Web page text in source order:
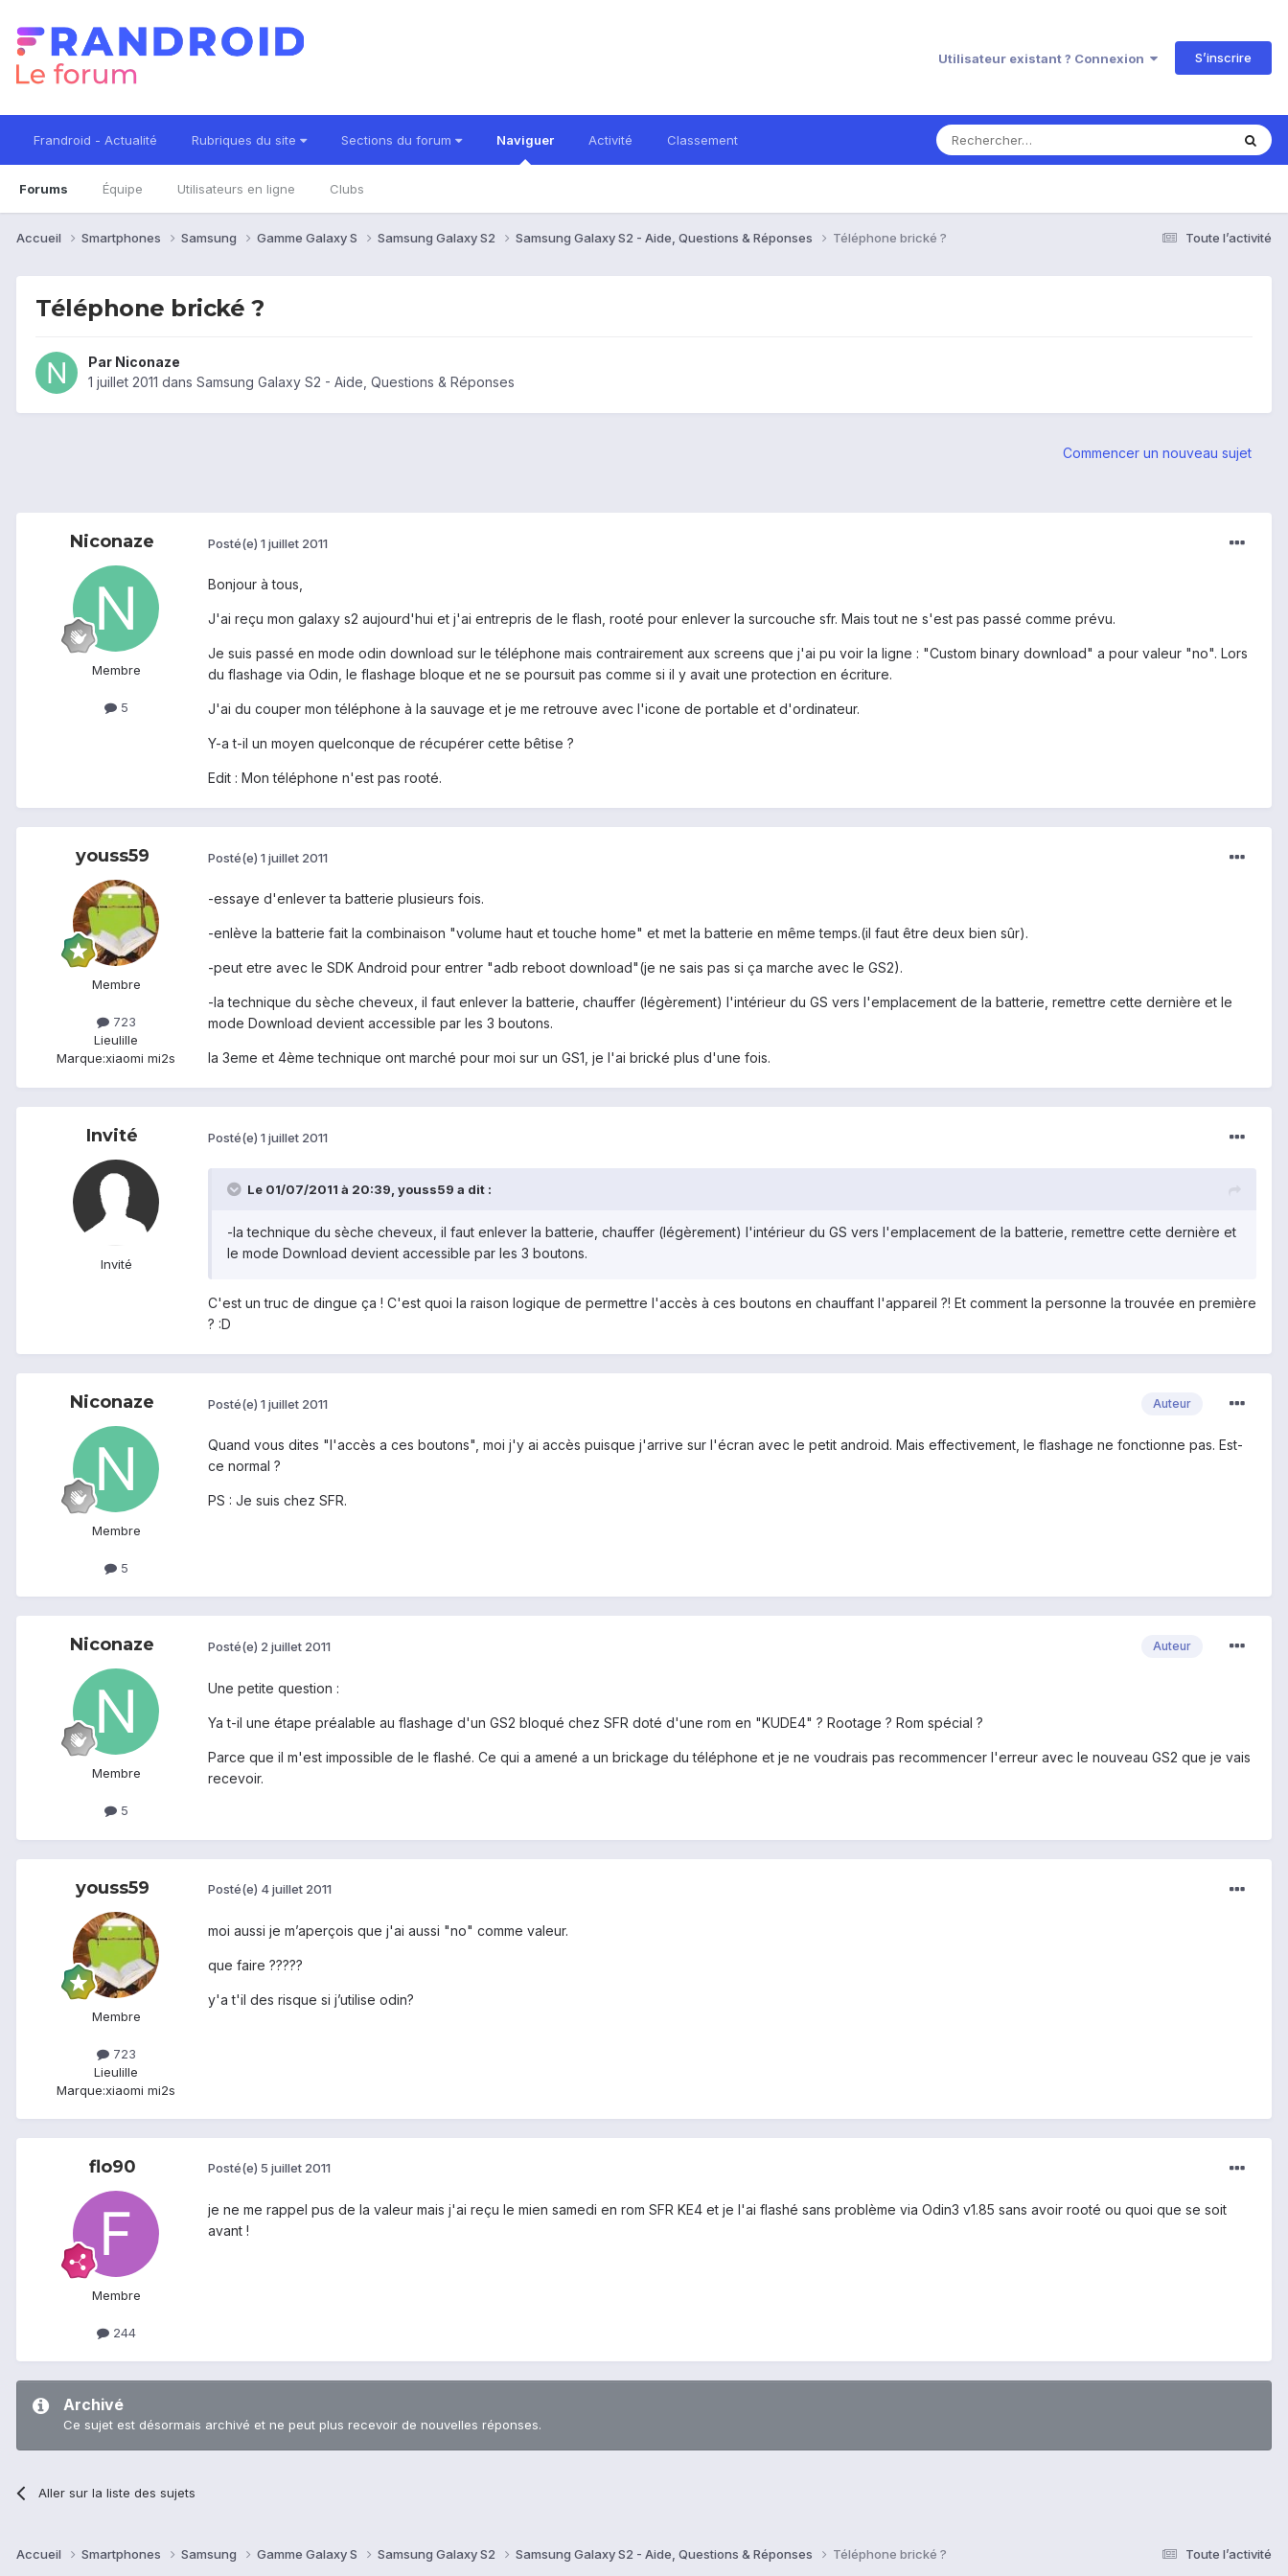
Utilisateur existant ? Connexion S’inscrire
Frandroid - Actualité Rubriques du site Sections du forum Naviguer
Forums Équipe Utilisateurs en ligne Clubs
Activité Classement
Toute l’activité
Accueil Smartphones Samsung Gamme Galaxy S Samsung Galaxy S2 Samsung Galaxy S2 - Aide, Questions & Réponses Téléphone brické ?
Téléphone brické ?
Par Niconaze
1 juillet 2011 dans Samsung Galaxy S2 - Aide, Questions & Réponses
Commencer un nouveau sujet
Niconaze
Membre
5
Posté(e) 1 juillet 2011
Bonjour à tous,
J'ai reçu mon galaxy s2 aujourd'hui et j'ai entrepris de le flash, rooté pour enlever la surcouche sfr. Mais tout ne s'est pas passé comme prévu.
Je suis passé en mode odin download sur le téléphone mais contrairement aux screens que j'ai pu voir la ligne : "Custom binary download" a pour valeur "no". Lors
du flashage via Odin, le flashage bloque et ne se poursuit pas comme si il y avait une protection en écriture.
J'ai du couper mon téléphone à la sauvage et je me retrouve avec l'icone de portable et d'ordinateur.
Y-a t-il un moyen quelconque de récupérer cette bêtise ?
Edit : Mon téléphone n'est pas rooté.
youss59
Membre
723
Lieulille
Marque:xiaomi mi2s
Posté(e) 1 juillet 2011
-essaye d'enlever ta batterie plusieurs fois.
-enlève la batterie fait la combinaison "volume haut et touche home" et met la batterie en même temps.(il faut être deux bien sûr).
-peut etre avec le SDK Android pour entrer "adb reboot download"(je ne sais pas si ça marche avec le GS2).
-la technique du sèche cheveux, il faut enlever la batterie, chauffer (légèrement) l'intérieur du GS vers l'emplacement de la batterie, remettre cette dernière et le
mode Download devient accessible par les 3 boutons.
la 3eme et 4ème technique ont marché pour moi sur un GS1, je l'ai brické plus d'une fois.
Invité
Invité
Posté(e) 1 juillet 2011
Le 01/07/2011 à 20:39, youss59 a dit :
-la technique du sèche cheveux, il faut enlever la batterie, chauffer (légèrement) l'intérieur du GS vers l'emplacement de la batterie, remettre cette dernière et
le mode Download devient accessible par les 3 boutons.
C'est un truc de dingue ça ! C'est quoi la raison logique de permettre l'accès à ces boutons en chauffant l'appareil ?! Et comment la personne la trouvée en première
? :D
Niconaze
Membre
5
Auteur
Posté(e) 1 juillet 2011
Quand vous dites "l'accès a ces boutons", moi j'y ai accès puisque j'arrive sur l'écran avec le petit android. Mais effectivement, le flashage ne fonctionne pas. Est-
ce normal ?
PS : Je suis chez SFR.
Niconaze
Membre
5
Auteur
Posté(e) 2 juillet 2011
Une petite question :
Ya t-il une étape préalable au flashage d'un GS2 bloqué chez SFR doté d'une rom en "KUDE4" ? Rootage ? Rom spécial ?
Parce que il m'est impossible de le flashé. Ce qui a amené a un brickage du téléphone et je ne voudrais pas recommencer l'erreur avec le nouveau GS2 que je vais
recevoir.
youss59
Membre
723
Lieulille
Marque:xiaomi mi2s
Posté(e) 4 juillet 2011
moi aussi je m’aperçois que j'ai aussi "no" comme valeur.
que faire ?????
y'a t'il des risque si j’utilise odin?
flo90
Membre
244
Posté(e) 5 juillet 2011
je ne me rappel pus de la valeur mais j'ai reçu le mien samedi en rom SFR KE4 et je l'ai flashé sans problème via Odin3 v1.85 sans avoir rooté ou quoi que se soit
avant !
Archivé
Ce sujet est désormais archivé et ne peut plus recevoir de nouvelles réponses.
Aller sur la liste des sujets
Toute l’activité
Accueil Smartphones Samsung Gamme Galaxy S Samsung Galaxy S2 Samsung Galaxy S2 - Aide, Questions & Réponses Téléphone brické ?